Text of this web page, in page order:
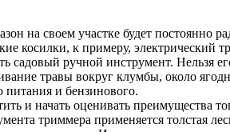
на своем участке будет постоянно
косилки, к примеру, электрический
садовый ручной инструмент. Нельзя
травы вокруг клумбы, около
питания и бензинового.
и начать оценивать преимущества
триммера применяется толстая